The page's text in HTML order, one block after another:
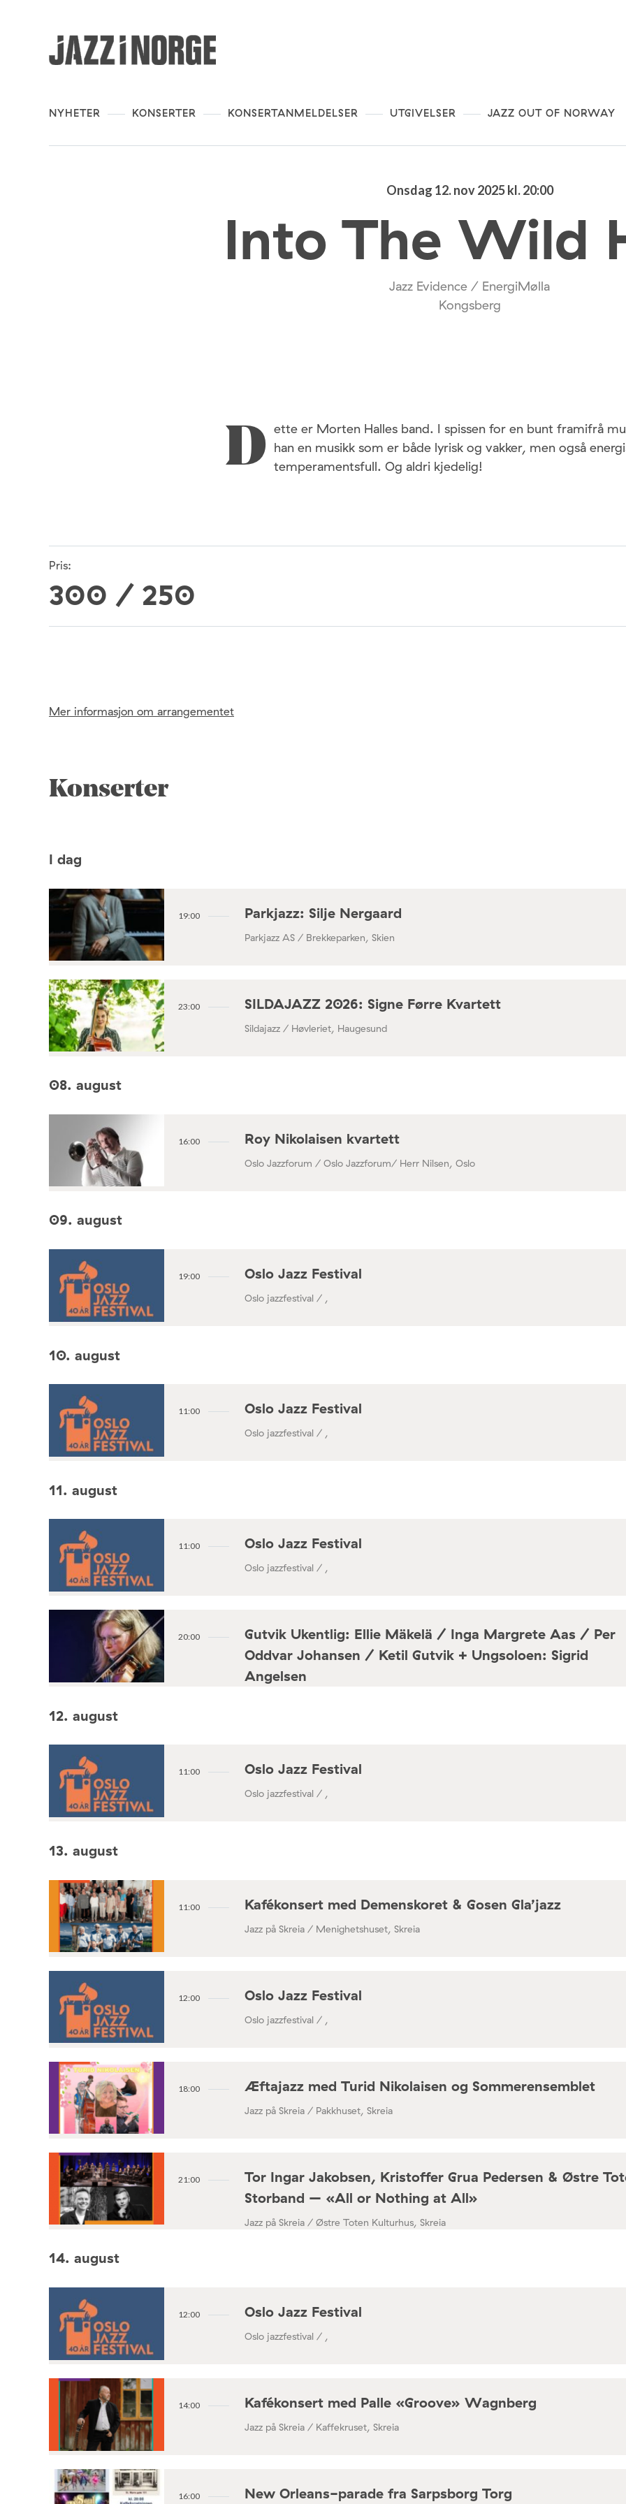
NYHETER KONSERTER KONSERTANMELDELSER UTGIVELSER JAZZ OUT OF NORWAY
Onsdag 12. nov 2025 kl. 20:00
Into The Wild
Jazz Evidence / EnergiMølla
Kongsberg
D ette er Morten Halles band. I spissen for en bunt framifrå
han en musikk som er både lyrisk og vakker, men også
temperamentsfull. Og aldri kjedelig!
Pris:
300 / 250
Mer informasjon om arrangementet
Konserter
I dag
19:00 Parkjazz: Silje Nergaard
Parkjazz AS / Brekkeparken, Skien
23:00 SILDAJAZZ 2026: Signe Førre Kvartett
Sildajazz / Høvleriet, Haugesund
08. august
16:00 Roy Nikolaisen kvartett
Oslo Jazzforum / Oslo Jazzforum/ Herr Nilsen, Oslo
09. august
19:00 Oslo Jazz Festival
Oslo jazzfestival / ,
10. august
11:00 Oslo Jazz Festival
Oslo jazzfestival / ,
11. august
11:00 Oslo Jazz Festival
Oslo jazzfestival / ,
20:00
Gutvik Ukentlig: Ellie Mäkelä / Inga Margrete Aas / Per
Oddvar Johansen / Ketil Gutvik + Ungsoloen: Sigrid
Angelsen
12. august
11:00 Oslo Jazz Festival
Oslo jazzfestival / ,
13. august
11:00 Kafékonsert med Demenskoret & Gosen Gla’jazz
Jazz på Skreia / Menighetshuset, Skreia
12:00 Oslo Jazz Festival
Oslo jazzfestival / ,
18:00 Æftajazz med Turid Nikolaisen og Sommerensemblet
Jazz på Skreia / Pakkhuset, Skreia
21:00
Tor Ingar Jakobsen, Kristoffer Grua Pedersen & Østre
Storband – «All or Nothing at All»
Jazz på Skreia / Østre Toten Kulturhus, Skreia
14. august
12:00 Oslo Jazz Festival
Oslo jazzfestival / ,
14:00 Kafékonsert med Palle «Groove» Wagnberg
Jazz på Skreia / Kaffekruset, Skreia
16:00 New Orleans-parade fra Sarpsborg Torg